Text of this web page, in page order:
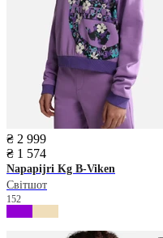
₴ 2 999
₴ 1 574
Napapijri Kg B-Viken
Світшот
152